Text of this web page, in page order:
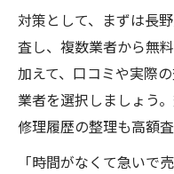
対策として、まずは長
査し、複数業者から無
加えて、口コミや実際
業者を選択しましょう
修理履歴の整理も高額
「時間がなくて急いで